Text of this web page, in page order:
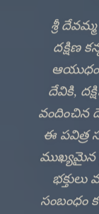
శ్రీ
దక్షిణ
దేవికి,
వందించిన
ఈ పవిత్ర
ముఖ్యమైన
సంబంధం